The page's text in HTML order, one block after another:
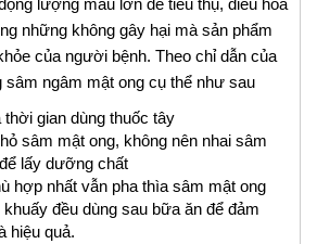
lượng máu lớn để tiêu thụ, điều hòa
những không gây hại mà sản phẩm
của người bệnh. Theo chỉ dẫn của
sâm ngâm mật ong cụ thể như sau
thời gian dùng thuốc tây
sâm mật ong, không nên nhai sâm
lấy dưỡng chất
hợp nhất vẫn pha thìa sâm mật ong
đều dùng sau bữa ăn để đảm
hiệu quả.